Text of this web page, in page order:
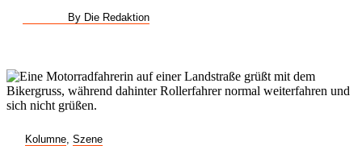
By Die Redaktion
Kolumne Szene